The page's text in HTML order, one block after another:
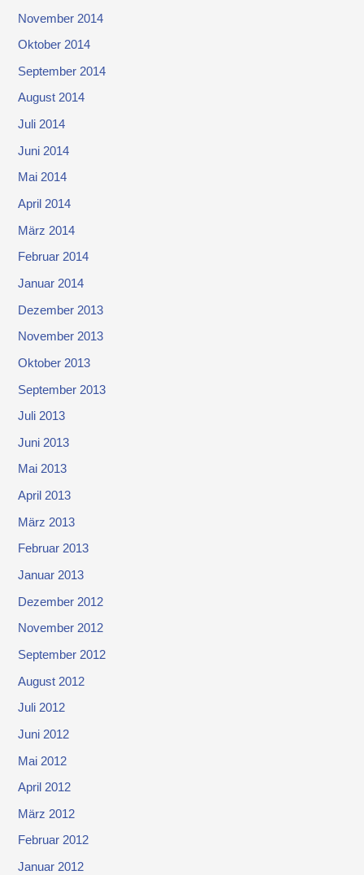
November 2014
Oktober 2014
September 2014
August 2014
Juli 2014
Juni 2014
Mai 2014
April 2014
März 2014
Februar 2014
Januar 2014
Dezember 2013
November 2013
Oktober 2013
September 2013
Juli 2013
Juni 2013
Mai 2013
April 2013
März 2013
Februar 2013
Januar 2013
Dezember 2012
November 2012
September 2012
August 2012
Juli 2012
Juni 2012
Mai 2012
April 2012
März 2012
Februar 2012
Januar 2012